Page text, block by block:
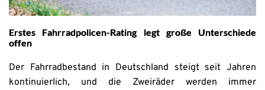
Erstes Fahrradpolicen-Rating legt große Unterschiede
offen
Der Fahrradbestand in Deutschland steigt seit Jahren
kontinuierlich, und die Zweiräder werden immer